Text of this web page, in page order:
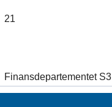
21
Finansdepartementet S3